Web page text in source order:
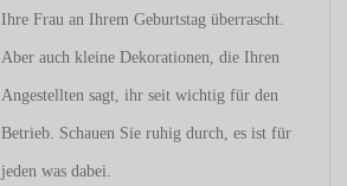
Ihre Frau an Ihrem Geburtstag überrascht.
Aber auch kleine Dekorationen, die Ihren
Angestellten sagt, ihr seit wichtig für den
Betrieb. Schauen Sie ruhig durch, es ist für
jeden was dabei.